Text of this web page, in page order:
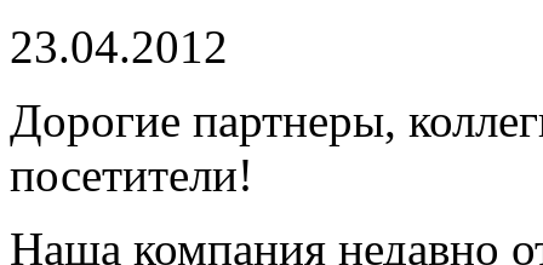
23.04.2012
Дорогие партнеры,
посетители!
Наша компания недавно